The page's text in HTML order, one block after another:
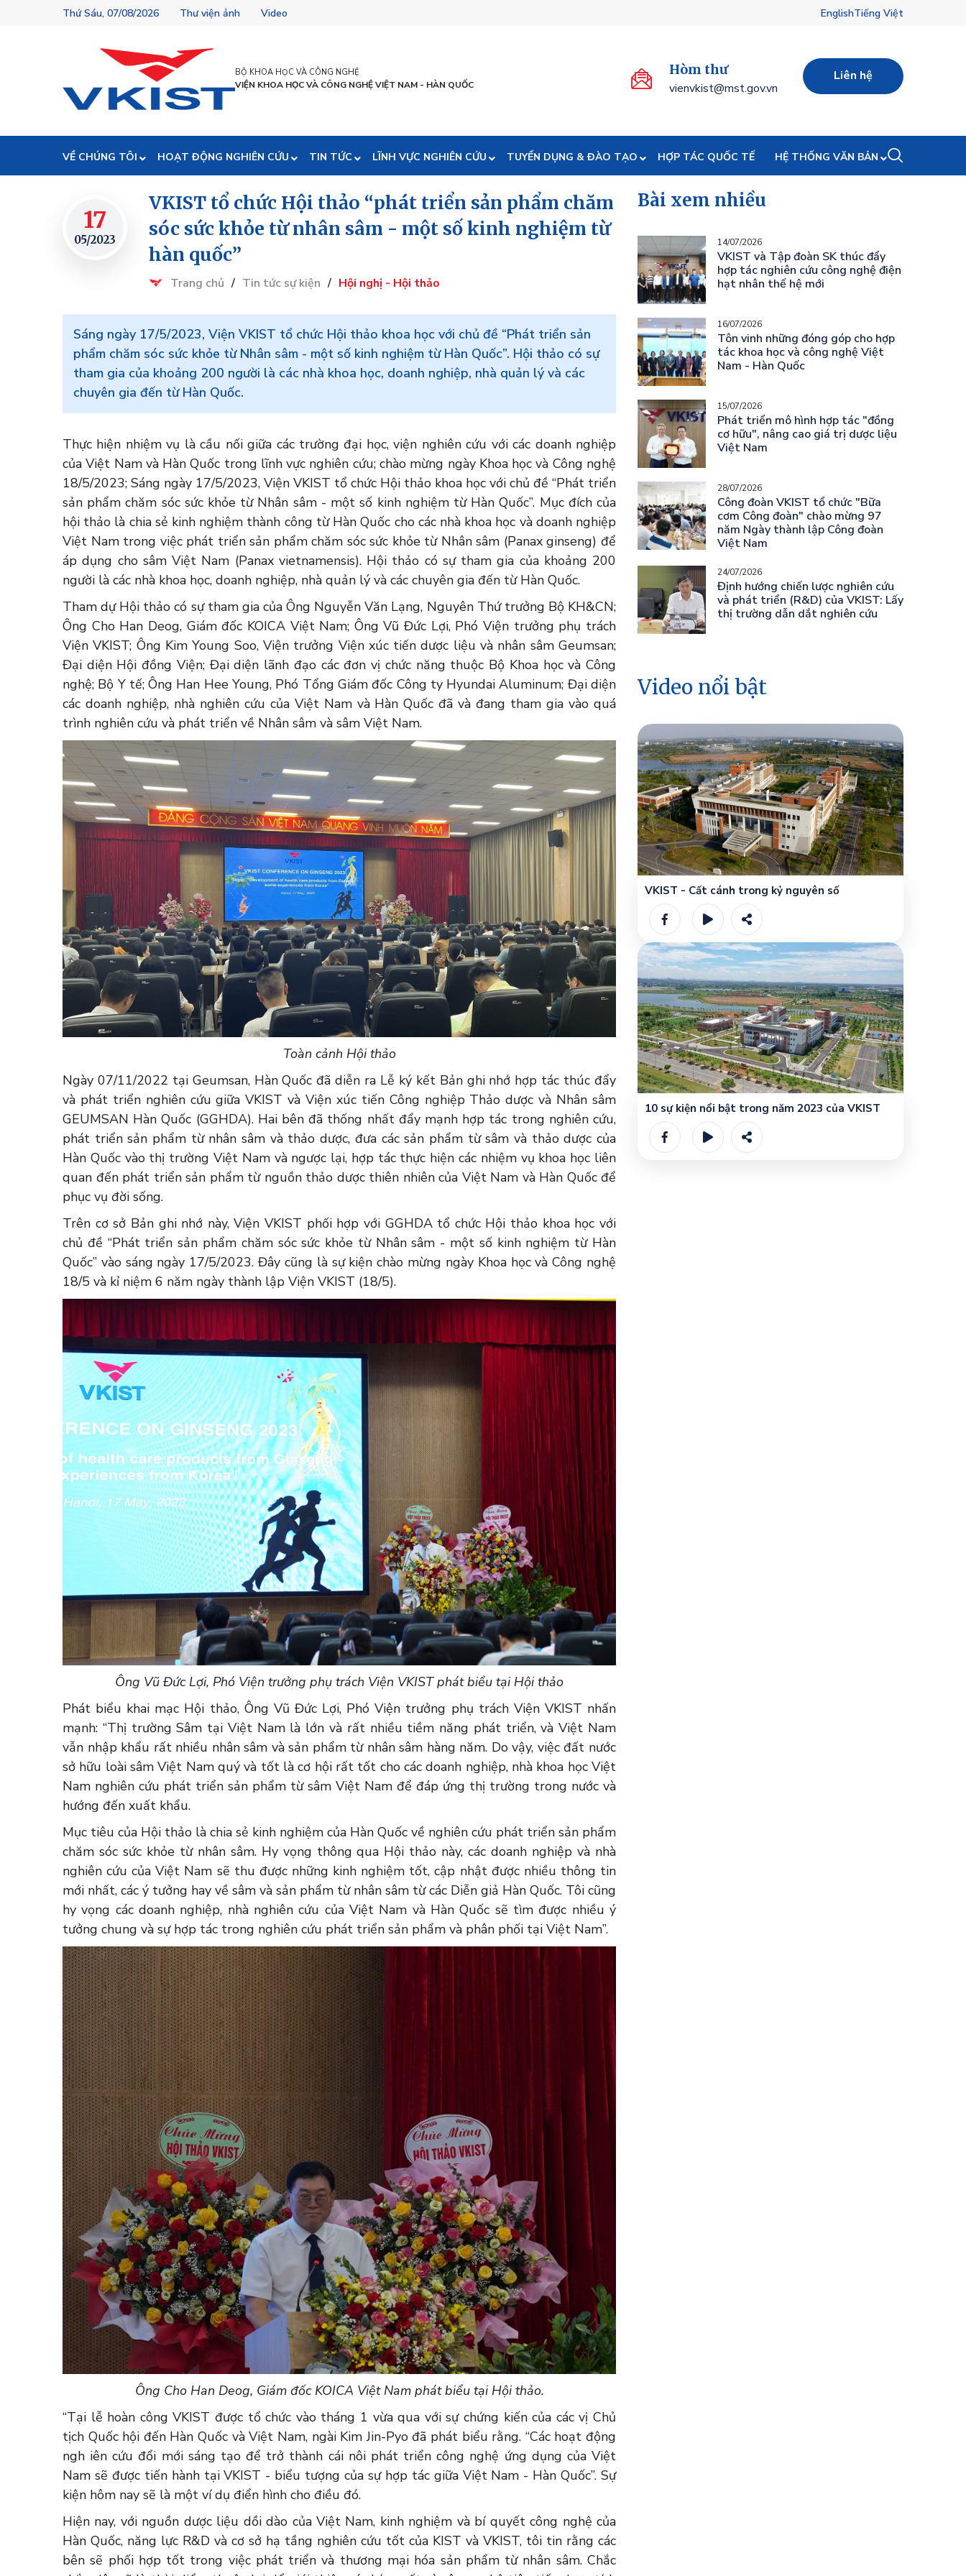
Thứ Sáu, 07/08/2026 Thư viện ảnh Video EnglishTiếng Việt
BỘ KHOA HỌC VÀ CÔNG NGHỆ
VIỆN KHOA HỌC VÀ CÔNG NGHỆ VIỆT NAM - HÀN QUỐC
Hòm thư
vienvkist@mst.gov.vn
Liên hệ
VỀ CHÚNG TÔI HOẠT ĐỘNG NGHIÊN CỨU TIN TỨC LĨNH VỰC NGHIÊN CỨU TUYỂN DỤNG & ĐÀO TẠO HỢP TÁC QUỐC TẾ HỆ THỐNG VĂN BẢN
17
05/2023
VKIST tổ chức Hội thảo “phát triển sản phẩm chăm
sóc sức khỏe từ nhân sâm - một số kinh nghiệm từ
hàn quốc”
Trang chủ / Tin tức sự kiện / Hội nghị - Hội thảo
Sáng ngày 17/5/2023, Viện VKIST tổ chức Hội thảo khoa học với chủ đề “Phát triển sản
phẩm chăm sóc sức khỏe từ Nhân sâm - một số kinh nghiệm từ Hàn Quốc”. Hội thảo có sự
tham gia của khoảng 200 người là các nhà khoa học, doanh nghiệp, nhà quản lý và các
chuyên gia đến từ Hàn Quốc.
Thực hiện nhiệm vụ là cầu nối giữa các trường đại học, viện nghiên cứu với các doanh nghiệp
của Việt Nam và Hàn Quốc trong lĩnh vực nghiên cứu; chào mừng ngày Khoa học và Công nghệ
18/5/2023; Sáng ngày 17/5/2023, Viện VKIST tổ chức Hội thảo khoa học với chủ đề “Phát triển
sản phẩm chăm sóc sức khỏe từ Nhân sâm - một số kinh nghiệm từ Hàn Quốc”. Mục đích của
hội thảo là chia sẻ kinh nghiệm thành công từ Hàn Quốc cho các nhà khoa học và doanh nghiệp
Việt Nam trong việc phát triển sản phẩm chăm sóc sức khỏe từ Nhân sâm (Panax ginseng) để
áp dụng cho sâm Việt Nam (Panax vietnamensis). Hội thảo có sự tham gia của khoảng 200
người là các nhà khoa học, doanh nghiệp, nhà quản lý và các chuyên gia đến từ Hàn Quốc.
Tham dự Hội thảo có sự tham gia của Ông Nguyễn Văn Lạng, Nguyên Thứ trưởng Bộ KH&CN;
Ông Cho Han Deog, Giám đốc KOICA Việt Nam; Ông Vũ Đức Lợi, Phó Viện trưởng phụ trách
Viện VKIST; Ông Kim Young Soo, Viện trưởng Viện xúc tiến dược liệu và nhân sâm Geumsan;
Đại diện Hội đồng Viện; Đại diện lãnh đạo các đơn vị chức năng thuộc Bộ Khoa học và Công
nghệ; Bộ Y tế; Ông Han Hee Young, Phó Tổng Giám đốc Công ty Hyundai Aluminum; Đại diện
các doanh nghiệp, nhà nghiên cứu của Việt Nam và Hàn Quốc đã và đang tham gia vào quá
trình nghiên cứu và phát triển về Nhân sâm và sâm Việt Nam.
Toàn cảnh Hội thảo
Ngày 07/11/2022 tại Geumsan, Hàn Quốc đã diễn ra Lễ ký kết Bản ghi nhớ hợp tác thúc đẩy
và phát triển nghiên cứu giữa VKIST và Viện xúc tiến Công nghiệp Thảo dược và Nhân sâm
GEUMSAN Hàn Quốc (GGHDA). Hai bên đã thống nhất đẩy mạnh hợp tác trong nghiên cứu,
phát triển sản phẩm từ nhân sâm và thảo dược, đưa các sản phẩm từ sâm và thảo dược của
Hàn Quốc vào thị trường Việt Nam và ngược lại, hợp tác thực hiện các nhiệm vụ khoa học liên
quan đến phát triển sản phẩm từ nguồn thảo dược thiên nhiên của Việt Nam và Hàn Quốc để
phục vụ đời sống.
Trên cơ sở Bản ghi nhớ này, Viện VKIST phối hợp với GGHDA tổ chức Hội thảo khoa học với
chủ đề “Phát triển sản phẩm chăm sóc sức khỏe từ Nhân sâm - một số kinh nghiệm từ Hàn
Quốc” vào sáng ngày 17/5/2023. Đây cũng là sự kiện chào mừng ngày Khoa học và Công nghệ
18/5 và kỉ niệm 6 năm ngày thành lập Viện VKIST (18/5).
Ông Vũ Đức Lợi, Phó Viện trưởng phụ trách Viện VKIST phát biểu tại Hội thảo
Phát biểu khai mạc Hội thảo, Ông Vũ Đức Lợi, Phó Viện trưởng phụ trách Viện VKIST nhấn
mạnh: “Thị trường Sâm tại Việt Nam là lớn và rất nhiều tiềm năng phát triển, và Việt Nam
vẫn nhập khẩu rất nhiều nhân sâm và sản phẩm từ nhân sâm hàng năm. Do vậy, việc đất nước
sở hữu loài sâm Việt Nam quý và tốt là cơ hội rất tốt cho các doanh nghiệp, nhà khoa học Việt
Nam nghiên cứu phát triển sản phẩm từ sâm Việt Nam để đáp ứng thị trường trong nước và
hướng đến xuất khẩu.
Mục tiêu của Hội thảo là chia sẻ kinh nghiệm của Hàn Quốc về nghiên cứu phát triển sản phẩm
chăm sóc sức khỏe từ nhân sâm. Hy vọng thông qua Hội thảo này, các doanh nghiệp và nhà
nghiên cứu của Việt Nam sẽ thu được những kinh nghiệm tốt, cập nhật được nhiều thông tin
mới nhất, các ý tưởng hay về sâm và sản phẩm từ nhân sâm từ các Diễn giả Hàn Quốc. Tôi cũng
hy vọng các doanh nghiệp, nhà nghiên cứu của Việt Nam và Hàn Quốc sẽ tìm được nhiều ý
tưởng chung và sự hợp tác trong nghiên cứu phát triển sản phẩm và phân phối tại Việt Nam”.
Ông Cho Han Deog, Giám đốc KOICA Việt Nam phát biểu tại Hội thảo.
“Tại lễ hoàn công VKIST được tổ chức vào tháng 1 vừa qua với sự chứng kiến của các vị Chủ
tịch Quốc hội đến Hàn Quốc và Việt Nam, ngài Kim Jin-Pyo đã phát biểu rằng. “Các hoạt động
ngh iên cứu đổi mới sáng tạo để trở thành cái nôi phát triển công nghệ ứng dụng của Việt
Nam sẽ được tiến hành tại VKIST - biểu tượng của sự hợp tác giữa Việt Nam - Hàn Quốc”. Sự
kiện hôm nay sẽ là một ví dụ điển hình cho điều đó.
Hiện nay, với nguồn dược liệu dồi dào của Việt Nam, kinh nghiệm và bí quyết công nghệ của
Hàn Quốc, năng lực R&D và cơ sở hạ tầng nghiên cứu tốt của KIST và VKIST, tôi tin rằng các
bên sẽ phối hợp tốt trong việc phát triển và thương mại hóa sản phẩm từ nhân sâm. Chắc
Bài xem nhiều
14/07/2026
VKIST và Tập đoàn SK thúc đẩy
hợp tác nghiên cứu công nghệ điện
hạt nhân thế hệ mới
16/07/2026
Tôn vinh những đóng góp cho hợp
tác khoa học và công nghệ Việt
Nam - Hàn Quốc
15/07/2026
Phát triển mô hình hợp tác "đồng
cơ hữu", nâng cao giá trị dược liệu
Việt Nam
28/07/2026
Công đoàn VKIST tổ chức "Bữa
cơm Công đoàn" chào mừng 97
năm Ngày thành lập Công đoàn
Việt Nam
24/07/2026
Định hướng chiến lược nghiên cứu
và phát triển (R&D) của VKIST: Lấy
thị trường dẫn dắt nghiên cứu
Video nổi bật
VKIST - Cất cánh trong kỷ nguyên số
10 sự kiện nổi bật trong năm 2023 của VKIST